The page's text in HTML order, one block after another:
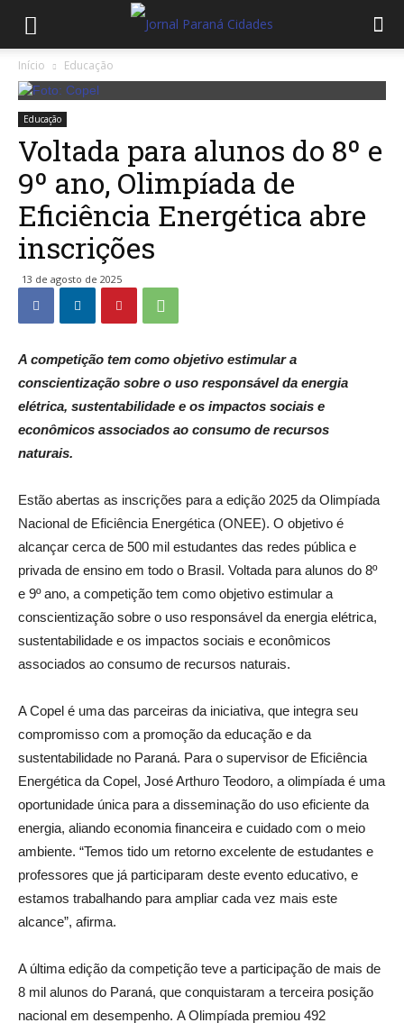
Início Educação
Educação
Voltada para alunos do 8º e
9º ano, Olimpíada de
Eficiência Energética abre
inscrições
13 de agosto de 2025
A competição tem como objetivo estimular a
conscientização sobre o uso responsável da energia
elétrica, sustentabilidade e os impactos sociais e
econômicos associados ao consumo de recursos
naturais.
Estão abertas as inscrições para a edição 2025 da Olimpíada
Nacional de Eficiência Energética (ONEE). O objetivo é
alcançar cerca de 500 mil estudantes das redes pública e
privada de ensino em todo o Brasil. Voltada para alunos do 8º
e 9º ano, a competição tem como objetivo estimular a
conscientização sobre o uso responsável da energia elétrica,
sustentabilidade e os impactos sociais e econômicos
associados ao consumo de recursos naturais.
A Copel é uma das parceiras da iniciativa, que integra seu
compromisso com a promoção da educação e da
sustentabilidade no Paraná. Para o supervisor de Eficiência
Energética da Copel, José Arthuro Teodoro, a olimpíada é uma
oportunidade única para a disseminação do uso eficiente da
energia, aliando economia financeira e cuidado com o meio
ambiente. “Temos tido um retorno excelente de estudantes e
professores que já participaram deste evento educativo, e
estamos trabalhando para ampliar cada vez mais este
alcance”, afirma.
A última edição da competição teve a participação de mais de
8 mil alunos do Paraná, que conquistaram a terceira posição
nacional em desempenho. A Olimpíada premiou 492